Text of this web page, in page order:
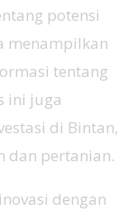
potensi
menampilkan
tentang
ini juga
di Bintan,
dan pertanian.
dengan